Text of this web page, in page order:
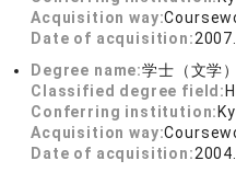
Acquisition way:
Date of acquisition:
Degree name:学士（文学）
Classified degree field:
Conferring institution:
Acquisition way:
Date of acquisition: